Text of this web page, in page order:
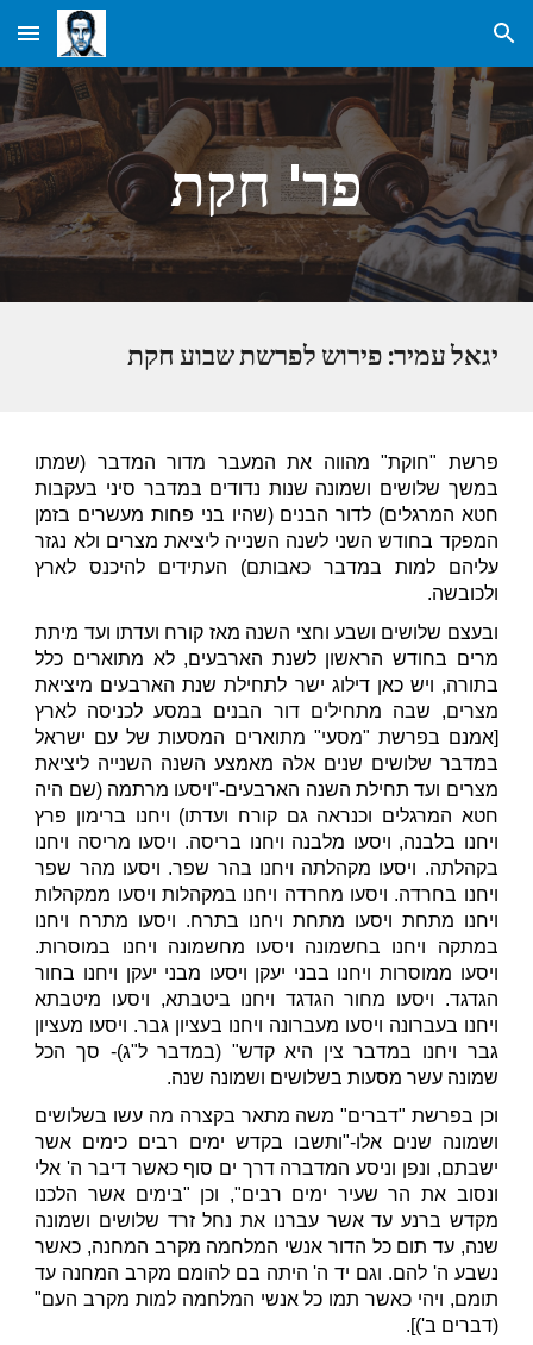
Skip to main content Skip to navigation
פר' חקת
יגאל עמיר: פירוש לפרשת שבוע חקת
פרשת "חוקת" מהווה את המעבר מדור המדבר (שמתו
במשך שלושים ושמונה שנות נדודים במדבר סיני בעקבות
חטא המרגלים) לדור הבנים (שהיו בני פחות מעשרים בזמן
המפקד בחודש השני לשנה השנייה ליציאת מצרים ולא נגזר
עליהם למות במדבר כאבותם) העתידים להיכנס לארץ
ולכובשה.
ובעצם שלושים ושבע וחצי השנה מאז קורח ועדתו ועד מיתת
מרים בחודש הראשון לשנת הארבעים, לא מתוארים כלל
בתורה, ויש כאן דילוג ישר לתחילת שנת הארבעים מיציאת
מצרים, שבה מתחילים דור הבנים במסע לכניסה לארץ
[אמנם בפרשת "מסעי" מתוארים המסעות של עם ישראל
במדבר שלושים שנים אלה מאמצע השנה השנייה ליציאת
מצרים ועד תחילת השנה הארבעים-"ויסעו מרתמה (שם היה
חטא המרגלים וכנראה גם קורח ועדתו) ויחנו ברימון פרץ
ויחנו בלבנה, ויסעו מלבנה ויחנו בריסה. ויסעו מריסה ויחנו
בקהלתה. ויסעו מקהלתה ויחנו בהר שפר. ויסעו מהר שפר
ויחנו בחרדה. ויסעו מחרדה ויחנו במקהלות ויסעו ממקהלות
ויחנו מתחת ויסעו מתחת ויחנו בתרח. ויסעו מתרח ויחנו
במתקה ויחנו בחשמונה ויסעו מחשמונה ויחנו במוסרות.
ויסעו ממוסרות ויחנו בבני יעקן ויסעו מבני יעקן ויחנו בחור
הגדגד. ויסעו מחור הגדגד ויחנו ביטבתא, ויסעו מיטבתא
ויחנו בעברונה ויסעו מעברונה ויחנו בעציון גבר. ויסעו מעציון
גבר ויחנו במדבר צין היא קדש" (במדבר ל"ג)- סך הכל
שמונה עשר מסעות בשלושים ושמונה שנה.
וכן בפרשת "דברים" משה מתאר בקצרה מה עשו בשלושים
ושמונה שנים אלו-"ותשבו בקדש ימים רבים כימים אשר
ישבתם, ונפן וניסע המדברה דרך ים סוף כאשר דיבר ה' אלי
ונסוב את הר שעיר ימים רבים", וכן "בימים אשר הלכנו
מקדש ברנע עד אשר עברנו את נחל זרד שלושים ושמונה
שנה, עד תום כל הדור אנשי המלחמה מקרב המחנה, כאשר
נשבע ה' להם. וגם יד ה' היתה בם להומם מקרב המחנה עד
תומם, ויהי כאשר תמו כל אנשי המלחמה למות מקרב העם"
(דברים ב')].